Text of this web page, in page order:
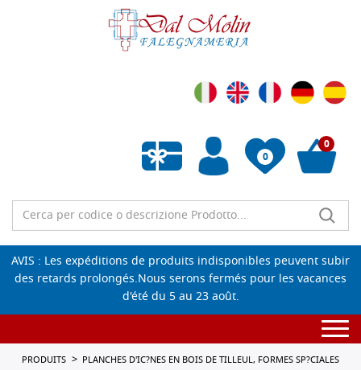
0
Liste de souhaits vide
0
AVIS : Les expéditions de produits indisponibles peuvent subir
des retards prolongés.Nous serons fermés pour les vacances
d'été du 5 au 23 août.
PRODUITS
PLANCHES D'IC?NES EN BOIS DE TILLEUL, FORMES SP?CIALES